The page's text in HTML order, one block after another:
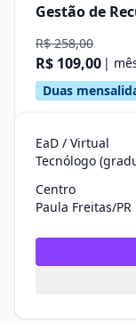
Gestão de
R$ 258,00
R$ 109,00 |
Duas
EaD / Virtual
Tecnólogo
Centro
Paula Freitas/PR